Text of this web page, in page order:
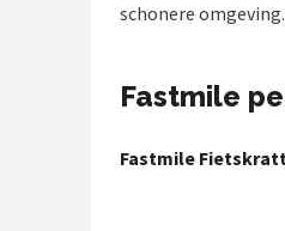
Elektrische fietsen
Mountainbikes
schonere
Fastmile
Fastmile